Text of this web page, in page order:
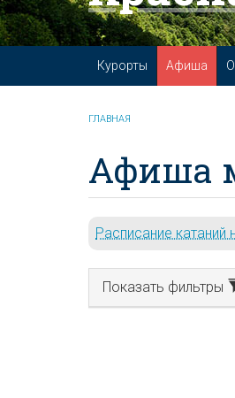
Курорты Афиша
ГЛАВНАЯ
Афиша
Расписание катаний
Показать фильтры